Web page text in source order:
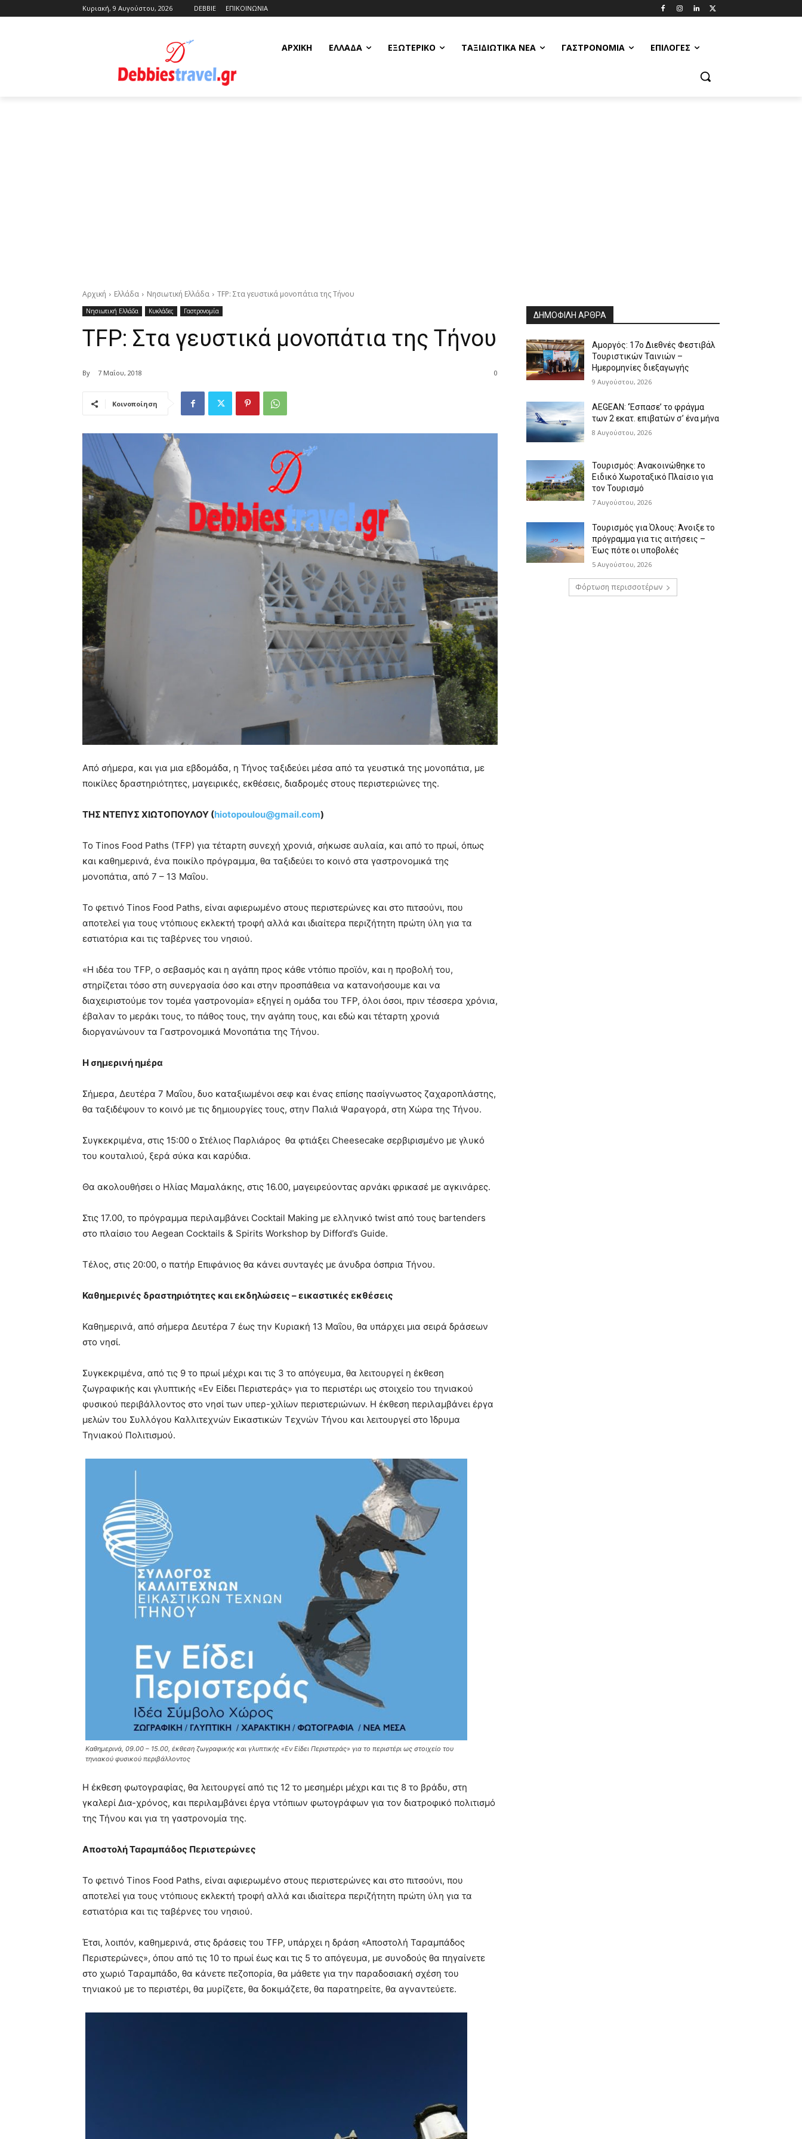
Κυριακή, 9 Αυγούστου, 2026 DEBBIE ΕΠΙΚΟΙΝΩΝΙΑ
ΑΡΧΙΚΗ ΕΛΛΆΔΑ ΕΞΩΤΕΡΙΚΌ ΤΑΞΙΔΙΩΤΙΚΆ ΝΈΑ ΓΑΣΤΡΟΝΟΜΊΑ ΕΠΙΛΟΓΈΣ
Αρχική Ελλάδα Νησιωτική Ελλάδα TFP: Στα γευστικά μονοπάτια της Τήνου
Νησιωτική Ελλάδα Κυκλάδες Γαστρονομία
TFP: Στα γευστικά μονοπάτια της Τήνου
By 7 Μαΐου, 2018 0
Κοινοποίηση
Από σήμερα, και για μια εβδομάδα, η Τήνος ταξιδεύει μέσα από τα γευστικά της μονοπάτια, με
ποικίλες δραστηριότητες, μαγειρικές, εκθέσεις, διαδρομές στους περιστεριώνες της.
ΤΗΣ ΝΤΕΠΥΣ ΧΙΩΤΟΠΟΥΛΟΥ (hiotopoulou@gmail.com)
Το Tinos Food Paths (TFP) για τέταρτη συνεχή χρονιά, σήκωσε αυλαία, και από το πρωί, όπως
και καθημερινά, ένα ποικίλο πρόγραμμα, θα ταξιδεύει το κοινό στα γαστρονομικά της
μονοπάτια, από 7 – 13 Μαΐου.
Το φετινό Tinos Food Paths, είναι αφιερωμένο στους περιστερώνες και στο πιτσούνι, που
αποτελεί για τους ντόπιους εκλεκτή τροφή αλλά και ιδιαίτερα περιζήτητη πρώτη ύλη για τα
εστιατόρια και τις ταβέρνες του νησιού.
«Η ιδέα του TFP, ο σεβασμός και η αγάπη προς κάθε ντόπιο προϊόν, και η προβολή του,
στηρίζεται τόσο στη συνεργασία όσο και στην προσπάθεια να κατανοήσουμε και να
διαχειριστούμε τον τομέα γαστρονομία» εξηγεί η ομάδα του TFP, όλοι όσοι, πριν τέσσερα χρόνια,
έβαλαν το μεράκι τους, το πάθος τους, την αγάπη τους, και εδώ και τέταρτη χρονιά
διοργανώνουν τα Γαστρονομικά Μονοπάτια της Τήνου.
Η σημερινή ημέρα
Σήμερα, Δευτέρα 7 Μαΐου, δυο καταξιωμένοι σεφ και ένας επίσης πασίγνωστος ζαχαροπλάστης,
θα ταξιδέψουν το κοινό με τις δημιουργίες τους, στην Παλιά Ψαραγορά, στη Χώρα της Τήνου.
Συγκεκριμένα, στις 15:00 ο Στέλιος Παρλιάρος θα φτιάξει Cheesecake σερβιρισμένο με γλυκό
του κουταλιού, ξερά σύκα και καρύδια.
Θα ακολουθήσει ο Ηλίας Μαμαλάκης, στις 16.00, μαγειρεύοντας αρνάκι φρικασέ με αγκινάρες.
Στις 17.00, το πρόγραμμα περιλαμβάνει Cocktail Making με ελληνικό twist από τους bartenders
στο πλαίσιο του Aegean Cocktails & Spirits Workshop by Difford’s Guide.
Τέλος, στις 20:00, ο πατήρ Επιφάνιος θα κάνει συνταγές με άνυδρα όσπρια Τήνου.
Καθημερινές δραστηριότητες και εκδηλώσεις – εικαστικές εκθέσεις
Καθημερινά, από σήμερα Δευτέρα 7 έως την Κυριακή 13 Μαΐου, θα υπάρχει μια σειρά δράσεων
στο νησί.
Συγκεκριμένα, από τις 9 το πρωί μέχρι και τις 3 το απόγευμα, θα λειτουργεί η έκθεση
ζωγραφικής και γλυπτικής «Εν Είδει Περιστεράς» για το περιστέρι ως στοιχείο του τηνιακού
φυσικού περιβάλλοντος στο νησί των υπερ-χιλίων περιστεριώνων. Η έκθεση περιλαμβάνει έργα
μελών του Συλλόγου Καλλιτεχνών Εικαστικών Τεχνών Τήνου και λειτουργεί στο Ίδρυμα
Τηνιακού Πολιτισμού.
Καθημερινά, 09.00 – 15.00, έκθεση ζωγραφικής και γλυπτικής «Εν Είδει Περιστεράς» για το περιστέρι ως στοιχείο του
τηνιακού φυσικού περιβάλλοντος
Η έκθεση φωτογραφίας, θα λειτουργεί από τις 12 το μεσημέρι μέχρι και τις 8 το βράδυ, στη
γκαλερί Δια-χρόνος, και περιλαμβάνει έργα ντόπιων φωτογράφων για τον διατροφικό πολιτισμό
της Τήνου και για τη γαστρονομία της.
Αποστολή Ταραμπάδος Περιστερώνες
Το φετινό Tinos Food Paths, είναι αφιερωμένο στους περιστερώνες και στο πιτσούνι, που
αποτελεί για τους ντόπιους εκλεκτή τροφή αλλά και ιδιαίτερα περιζήτητη πρώτη ύλη για τα
εστιατόρια και τις ταβέρνες του νησιού.
Έτσι, λοιπόν, καθημερινά, στις δράσεις του TFP, υπάρχει η δράση «Αποστολή Ταραμπάδος
Περιστερώνες», όπου από τις 10 το πρωί έως και τις 5 το απόγευμα, με συνοδούς θα πηγαίνετε
στο χωριό Ταραμπάδο, θα κάνετε πεζοπορία, θα μάθετε για την παραδοσιακή σχέση του
τηνιακού με το περιστέρι, θα μυρίζετε, θα δοκιμάζετε, θα παρατηρείτε, θα αγναντεύετε.
ΔΗΜΟΦΙΛΗ ΑΡΘΡΑ
Αμοργός: 17ο Διεθνές Φεστιβάλ
Τουριστικών Ταινιών –
Ημερομηνίες διεξαγωγής
9 Αυγούστου, 2026
AEGEAN: ‘Έσπασε’ το φράγμα
των 2 εκατ. επιβατών σ’ ένα μήνα
8 Αυγούστου, 2026
Τουρισμός: Ανακοινώθηκε το
Ειδικό Χωροταξικό Πλαίσιο για
τον Τουρισμό
7 Αυγούστου, 2026
Τουρισμός για Όλους: Άνοιξε το
πρόγραμμα για τις αιτήσεις –
Έως πότε οι υποβολές
5 Αυγούστου, 2026
Φόρτωση περισσοτέρων